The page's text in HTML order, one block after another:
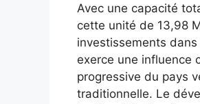
Avec une capacité
cette unité de 13,98
investissements dans
exerce une influence
progressive du pays
traditionnelle. Le